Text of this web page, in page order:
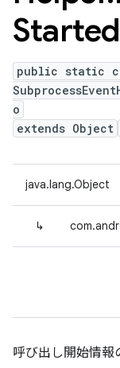
Started
public static
o
extends Object
java.lang.Object
↳
呼び出し開始情報